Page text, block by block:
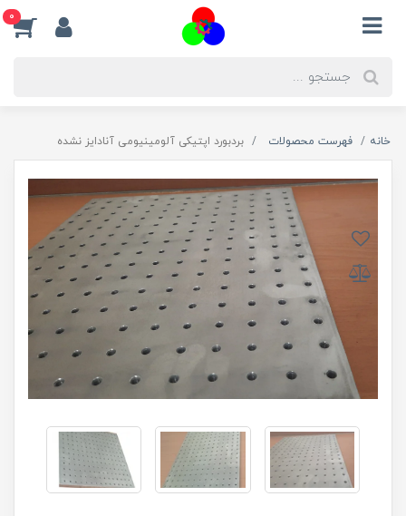
0
خانه فهرست محصولات بردبورد اپتیکی آلومینیومی آنادایز نشده